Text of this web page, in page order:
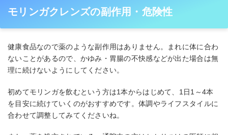
モリンガクレンズの副作用・危険性
健康食品なので薬のような副作用はありません。まれに体に合わ
ないことがあるので、かゆみ・胃腸の不快感などが出た場合は無
理に続けないようにしてください。
初めてモリンガを飲むという方は1本からはじめて、1日1～4本
を目安に続けていくのがおすすめです。体調やライフスタイルに
合わせて調整してみてくださいね。